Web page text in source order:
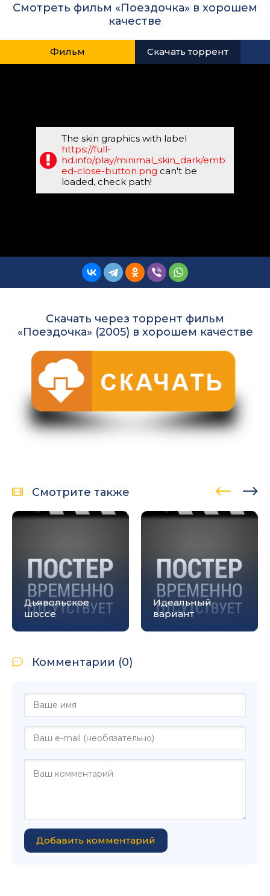
Смотреть фильм «Поездочка» в хорошем
качестве
Фильм Скачать торрент
The skin graphics with label
https://full-
hd.info/play/minimal_skin_dark/emb
ed-close-button.png can't be
loaded, check path!
Скачать через торрент фильм
«Поездочка» (2005) в хорошем качестве
Смотрите также
Дьявольское
шоссе
Идеальный
вариант
Комментарии (0)
Добавить комментарий